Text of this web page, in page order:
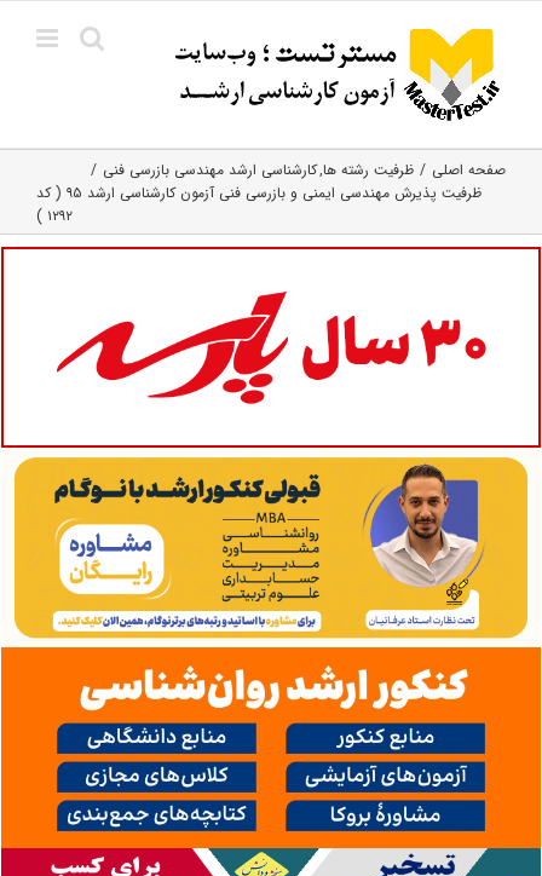
content
صفحه اصلی ظرفیت رشته ها کارشناسی ارشد مهندسی بازرسی فنی
ظرفیت پذیرش مهندسی ایمنی و بازرسی فنی آزمون کارشناسی ارشد ۹۵ ( کد
۱۲۹۲ )